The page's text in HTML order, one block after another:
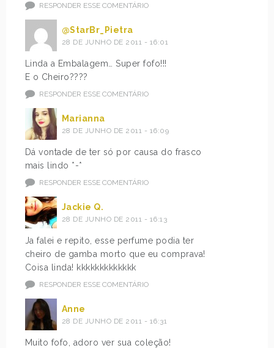
RESPONDER ESSE COMENTÁRIO
@StarBr_Pietra
28 DE JUNHO DE 2011 - 16:01
Linda a Embalagem… Super fofo!!!
E o Cheiro????
RESPONDER ESSE COMENTÁRIO
Marianna
28 DE JUNHO DE 2011 - 16:09
Dá vontade de ter só por causa do frasco
mais lindo *-*
RESPONDER ESSE COMENTÁRIO
Jackie Q.
28 DE JUNHO DE 2011 - 16:13
Ja falei e repito, esse perfume podia ter
cheiro de gamba morto que eu comprava!
Coisa linda! kkkkkkkkkkkkk
RESPONDER ESSE COMENTÁRIO
Anne
28 DE JUNHO DE 2011 - 16:31
Muito fofo, adoro ver sua coleção!